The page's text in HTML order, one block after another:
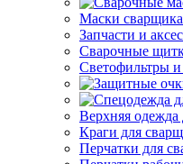
Маски
Запчасти и
Сварочные
Светофильтры и
Верхняя одежда
Краги для
Перчатки для